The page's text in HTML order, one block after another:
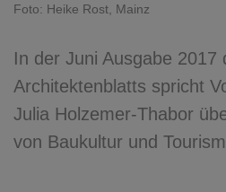
Foto: Heike Rost, Mainz
In der Juni Ausgabe 2017
Architektenblatts spricht
Julia Holzemer-Thabor
von Baukultur und